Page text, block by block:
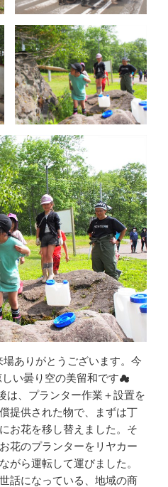
ありがとうございます。今
い曇り空の美留和です☁
、プランター作業＋設置を
提供された物で、まずは丁
お花を移し替えました。そ
花のプランターをリヤカー
がら運転して運びました。
話になっている、地域の商